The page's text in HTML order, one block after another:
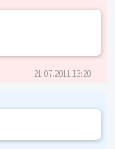
21.07.2011 13:20